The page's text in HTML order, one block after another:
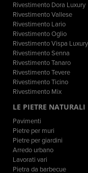
Rivestimento Dora Luxury
Rivestimento Vallese
Rivestimento Lario
Rivestimento Oglio
Rivestimento Vispa Luxury
Rivestimento Senna
Rivestimento Tanaro
Rivestimento Tevere
Rivestimento Ticino
Rivestimento Mix
LE PIETRE NATURALI
Pavimenti
Pietre per muri
Pietre per giardini
Arredo urbano
Lavorati vari
Pietra da barbecue